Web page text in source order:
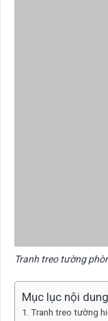
Tranh treo tường
Mục lục nội dung
Tranh treo tường